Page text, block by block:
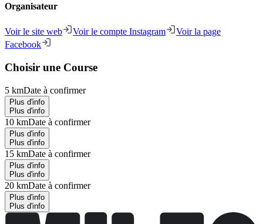
Organisateur
Voir le site web Voir le compte Instagram
Voir la page
Facebook
Choisir une Course
5 kmDate à confirmer
Plus d'info
Plus d'info
10 kmDate à confirmer
Plus d'info
Plus d'info
15 kmDate à confirmer
Plus d'info
Plus d'info
20 kmDate à confirmer
Plus d'info
Plus d'info